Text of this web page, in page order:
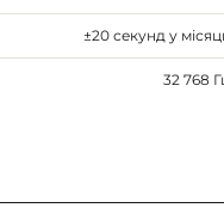
±20 секунд у
32 768